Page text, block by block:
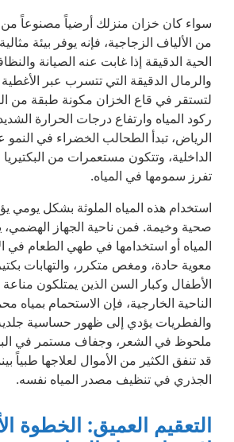
سواء كان خزان منزلك أرضياً مصنوعاً من
من الألياف الزجاجية، فإنه يوفر بيئة
الحية الدقيقة إذا غابت عنه الصيانة
والرمال الدقيقة التي تتسرب عبر
لتستقر في قاع الخزان مكونة طبقة من
ركود المياه وارتفاع درجات الحرارة
الرياض، تبدأ الطحالب الخضراء في النمو
الداخلية، وتتكون مستعمرات من
تفرز سمومها في المياه.
استخدام هذه المياه الملوثة بشكل يومي
صحية وخيمة. فمن ناحية الجهاز
المياه أو استخدامها في طهي الطعام في
معوية حادة، ومغص متكرر، والتهابات
الأطفال وكبار السن الذين يمتلكون
الناحية الخارجية، فإن الاستحمام بمياه
والفطريات يؤدي إلى ظهور حساسية
ملحوظ في الشعر، وجفاف مستمر في
قد تنفق الكثير من الأموال لعلاجها طبياً
الجذري في تنظيف مصدر المياه نفسه.
التعقيم العميق: الخطوة